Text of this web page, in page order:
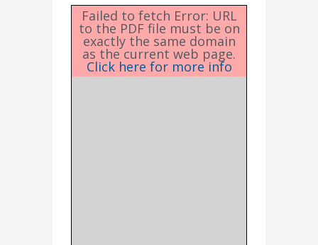
Failed to fetch Error: URL
to the PDF file must be on
exactly the same domain
as the current web page.
Click here for more info